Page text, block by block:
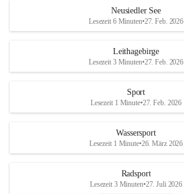
S
und den daraus folgenden wirtschaftlichen
Maßnahmen zur Bekämpfung
Rebe und der Amerikanischen
Anhang VBl. EU Nr. 18
1 Seite•1,4 MB
VBl. EU Nr. 18_2026
r
S
Neusiedler See
Lesezeit 6 Minuten•27. Feb. 2026
Leithagebirge
Lesezeit 3 Minuten•27. Feb. 2026
Sport
Lesezeit 1 Minute•27. Feb. 2026
Wassersport
Lesezeit 1 Minute•26. März 2026
Radsport
Lesezeit 3 Minuten•27. Juli 2026